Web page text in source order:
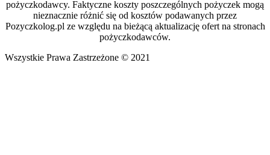
pożyczkodawcy. Faktyczne koszty poszczególnych pożyczek mogą
nieznacznie różnić się od kosztów podawanych przez
Pozyczkolog.pl ze względu na bieżącą aktualizację ofert na stronach
pożyczkodawców.
Wszystkie Prawa Zastrzeżone © 2021